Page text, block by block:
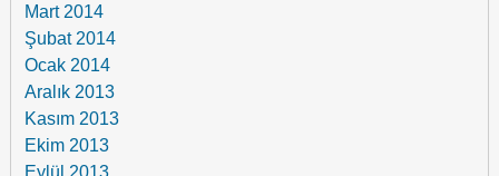
Mart 2014
Şubat 2014
Ocak 2014
Aralık 2013
Kasım 2013
Ekim 2013
Eylül 2013